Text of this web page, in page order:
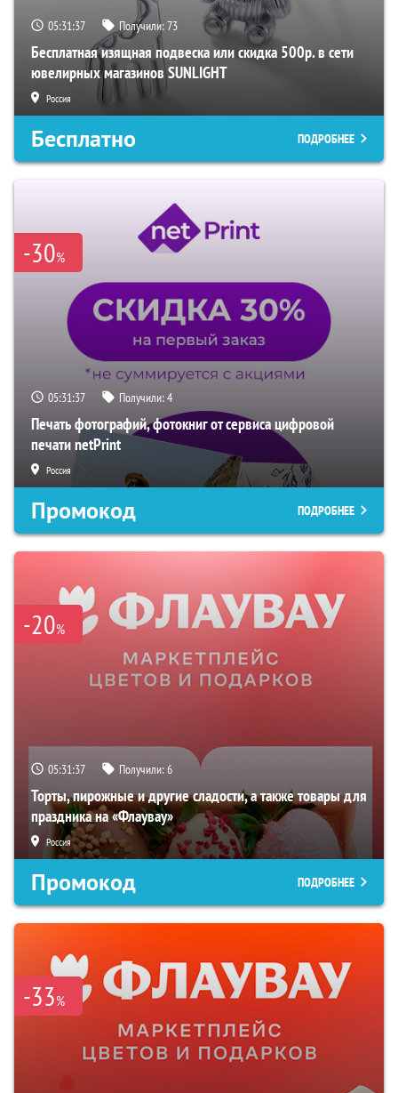
05:31:36 Получили:73
Бесплатная изящная подвеска или скидка 500р. в сети
ювелирных магазинов SUNLIGHT
Россия
Бесплатно ПОДРОБНЕЕ
-30%
05:31:36 Получили:4
Печать фотографий, фотокниг от сервиса цифровой
печати netPrint
Россия
Промокод ПОДРОБНЕЕ
-20%
05:31:36 Получили:6
Торты, пирожные и другие сладости, а также товары для
праздника на «Флаувау»
Россия
Промокод ПОДРОБНЕЕ
-33%